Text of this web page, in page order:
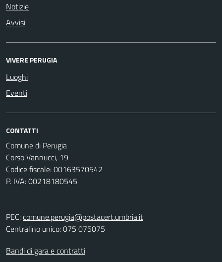
Notizie
Avvisi
VIVERE PERUGIA
Luoghi
Eventi
CONTATTI
Comune di Perugia
Corso Vannucci, 19
Codice fiscale: 00163570542
P. IVA: 00218180545
PEC:comune.perugia@postacert.umbria.it
Centralino unico: 075 075075
Bandi di gara e contratti